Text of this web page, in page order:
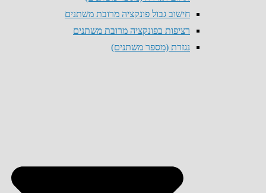
חישוב גבול פונקציה מרובת משתנים
רציפות בפונקציה מרובת משתנים
נגזרת (מספר משתנים)